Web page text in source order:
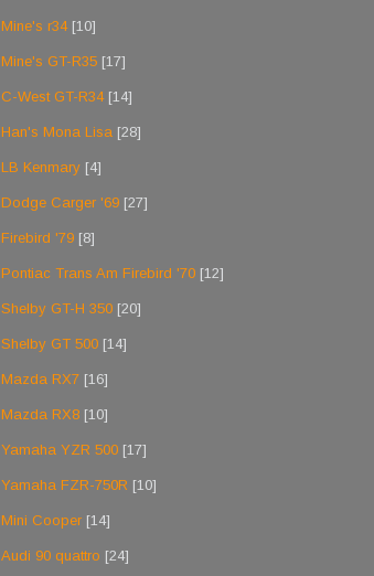
Mine's r34 [10]
Mine's GT-R35 [17]
C-West GT-R34 [14]
Han's Mona Lisa [28]
LB Kenmary [4]
Dodge Carger '69 [27]
Firebird '79 [8]
Pontiac Trans Am Firebird '70 [12]
Shelby GT-H 350 [20]
Shelby GT 500 [14]
Mazda RX7 [16]
Mazda RX8 [10]
Yamaha YZR 500 [17]
Yamaha FZR-750R [10]
Mini Cooper [14]
Audi 90 quattro [24]